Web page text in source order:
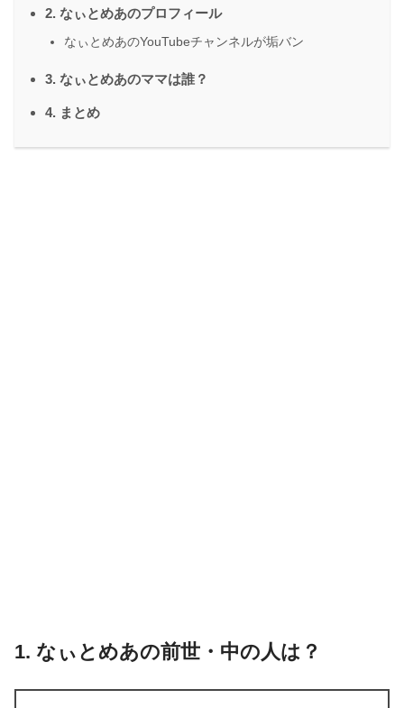
2. なぃとめあのプロフィール
なぃとめあのYouTubeチャンネルが垢バン
3. なぃとめあのママは誰？
4. まとめ
1. なぃとめあの前世・中の人は？